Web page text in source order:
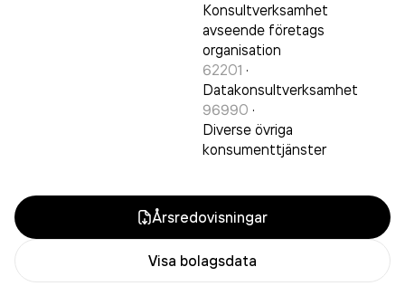
Konsultverksamhet
avseende företags
organisation
62201 ·
Datakonsultverksamhet
96990 ·
Diverse övriga
konsumenttjänster
Årsredovisningar
Visa bolagsdata